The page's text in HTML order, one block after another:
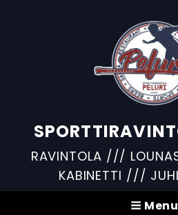
RAVINTOLA ///
KABINETTI ///
Menu